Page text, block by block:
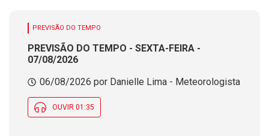
PREVISÃO DO TEMPO
PREVISÃO DO TEMPO - SEXTA-FEIRA -
07/08/2026
06/08/2026 por Danielle Lima - Meteorologista
OUVIR 01:35